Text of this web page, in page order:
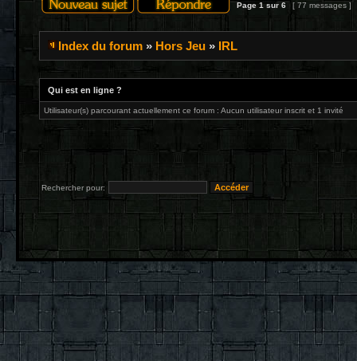
Page 1 sur 6 [ 77 messages ]
Index du forum » Hors Jeu » IRL
Qui est en ligne ?
Utilisateur(s) parcourant actuellement ce forum : Aucun utilisateur inscrit et 1 invité
Rechercher pour: